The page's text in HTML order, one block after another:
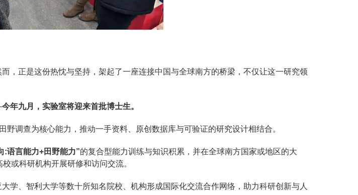
，正是这份热忱与坚持，架起了一座连接中国与全球南方的桥梁，不仅让这一研究领
今年九月，实验室将迎来首批博士生。
调查为核心能力，推动一手资料、原创数据库与可验证的研究设计相结合。
:语言能力+田野能力”的复合型能力训练与知识积累，并在全球南方国家或地区的大
或科研机构开展研修和访问交流。
学、智利大学等数十所知名院校、机构形成国际化交流合作网络，助力科研创新与人